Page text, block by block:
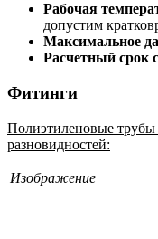
Рабочая
допустим
Максимальное
Расчетный срок
Фитинги
Полиэтиленовые
разновидностей:
Изображение